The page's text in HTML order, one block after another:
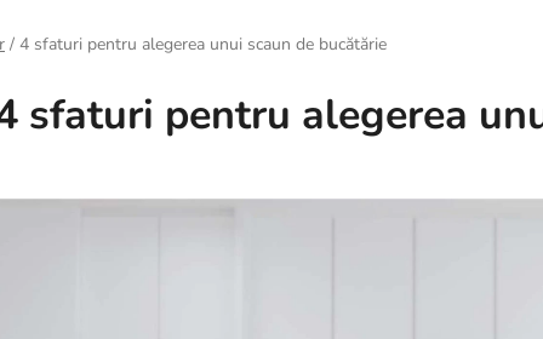
/ 4 sfaturi pentru alegerea unui scaun de bucătărie
sfaturi pentru alegerea